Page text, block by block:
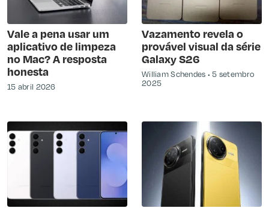
Vale a pena usar um
aplicativo de limpeza
no Mac? A resposta
honesta
15 abril 2026
Vazamento revela o
provável visual da série
Galaxy S26
William Schendes
5 setembro
2025